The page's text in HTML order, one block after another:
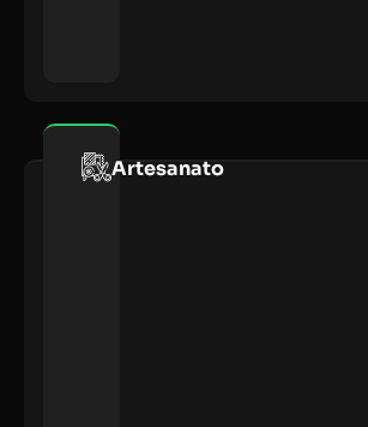
Artesanato